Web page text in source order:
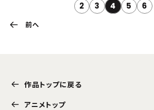
2 3 4 5 6
前へ
作品トップに戻る
アニメトップ